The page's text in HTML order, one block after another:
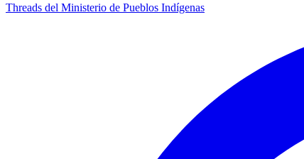
Threads del Ministerio de Pueblos Indígenas